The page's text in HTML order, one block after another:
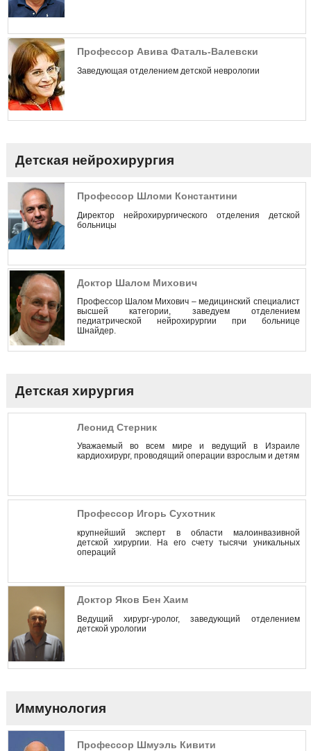
Профессор Авива Фаталь-Валевски
Заведующая отделением детской неврологии
Детская нейрохирургия
Профессор Шломи Константини
Директор нейрохирургического отделения детской
больницы
Доктор Шалом Михович
Профессор Шалом Михович – медицинский специалист
высшей категории, заведуем отделением
педиатрической нейрохирургии при больнице
Шнайдер.
Детская хирургия
Леонид Стерник
Уважаемый во всем мире и ведущий в Израиле
кардиохирург, проводящий операции взрослым и детям
Профессор Игорь Сухотник
крупнейший эксперт в области малоинвазивной
детской хирургии. На его счету тысячи уникальных
операций
Доктор Яков Бен Хаим
Ведущий хирург-уролог, заведующий отделением
детской урологии
Иммунология
Профессор Шмуэль Кивити